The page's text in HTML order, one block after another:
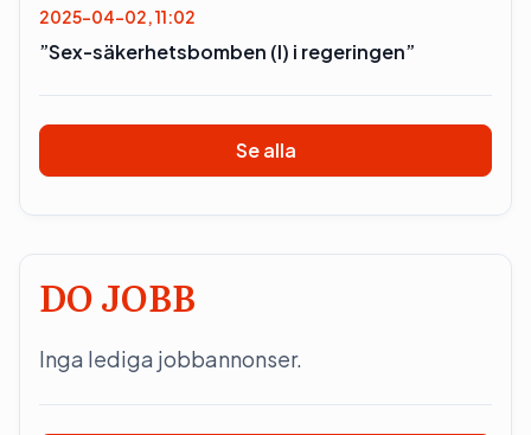
2025-04-02, 11:02
”Sex-säkerhetsbomben (l) i regeringen”
Se alla
DO JOBB
Inga lediga jobbannonser.